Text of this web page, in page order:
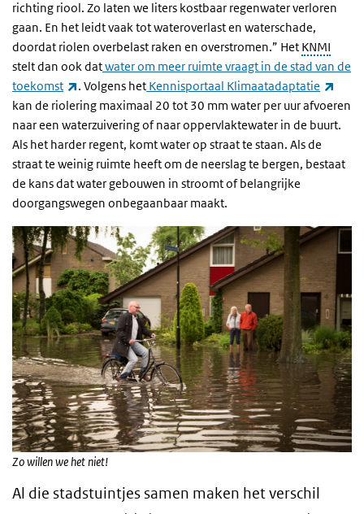
richting riool. Zo laten we liters kostbaar regenwater verloren
gaan. En het leidt vaak tot wateroverlast en waterschade,
doordat riolen overbelast raken en overstromen.” Het KNMI
stelt dan ook datwater om meer ruimte vraagt in de stad van de
toekomst
(externe link)
. Volgens het Kennisportaal Klimaatadaptatie
kan de riolering maximaal 20 tot 30 mm water per uur afvoeren
naar een waterzuivering of naar oppervlaktewater in de buurt.
Als het harder regent, komt water op straat te staan. Als de
straat te weinig ruimte heeft om de neerslag te bergen, bestaat
de kans dat water gebouwen in stroomt of belangrijke
doorgangswegen onbegaanbaar maakt.
Zo willen we het niet!
Al die stadstuintjes samen maken het verschil